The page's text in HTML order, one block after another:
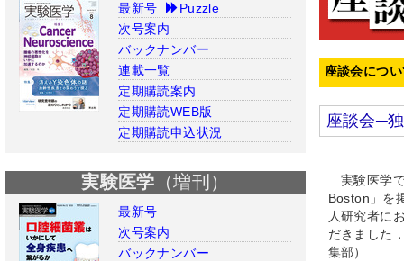
座談会につ
座談会─
実験医学
Boston」を
人研究者に
だきました
集部）
最新号
Puzzle
次号案内
バックナンバー
連載一覧
定期購読案内
定期購読WEB版
定期購読申込状況
実験医学 （増刊）
最新号
次号案内
バックナンバー